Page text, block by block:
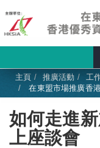
主頁 推廣活動
工
在東盟市場推廣香
如何走進
上座談會